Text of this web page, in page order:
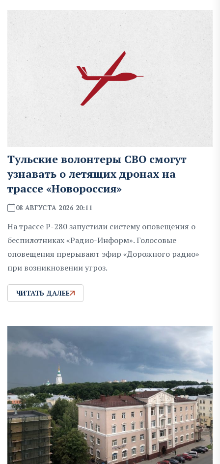
Тульские волонтеры СВО смогут
узнавать о летящих дронах на
трассе «Новороссия»
08 АВГУСТА 2026 20:11
На трассе Р-280 запустили систему оповещения о
беспилотниках «Радио-Информ». Голосовые
оповещения прерывают эфир «Дорожного радио»
при возникновении угроз.
ЧИТАТЬ ДАЛЕЕ